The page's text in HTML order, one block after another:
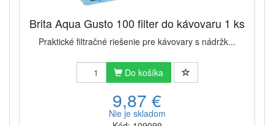
Brita Aqua Gusto 100 filter do kávovaru 1 ks
Praktické filtračné riešenie pre kávovary s nádržk...
Do košíka
9,87 €
Nie je skladom